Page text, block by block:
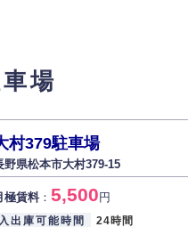
場
村379駐車場
野県松本市大村379-15
極賃料： 5,500円
入出庫可能時間
24時間